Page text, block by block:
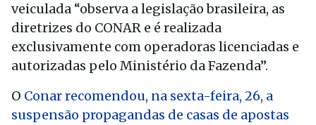
veiculada “observa a legislação brasileira, as
diretrizes do CONAR e é realizada
exclusivamente com operadoras licenciadas e
autorizadas pelo Ministério da Fazenda”.
O Conar recomendou, na sexta-feira, 26, a
suspensão propagandas de casas de apostas